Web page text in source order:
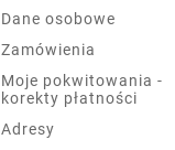
Dane osobowe
Zamówienia
Moje pokwitowania -
korekty płatności
Adresy